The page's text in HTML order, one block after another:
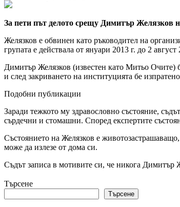
За пети път делото срещу Димитър Желязков
Желязков е обвинен като ръководител на
групата е действала от януари 2013 г. до 2
Димитър Желязков (известен като Митьо Очите)
и след закриването на институцията бе
Подобни публикации
Заради тежкото му здравословно състояние,
сърдечни и стомашни. Според експертите
Състоянието на Желязков е
може да излезе от дома си.
Съдът записа в мотивите си, че никога Димитър
Търсене
Търсене